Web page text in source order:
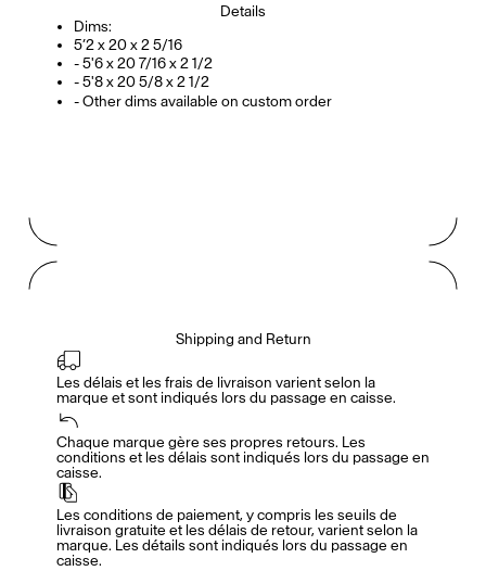
En/Fr
Accès complet pour les membres
Details
Dims:
5’2 x 20 x 2 5/16
- 5'6 x 20 7/16 x 2 1/2
- 5'8 x 20 5/8 x 2 1/2
- Other dims available on custom order
Shipping and Return
Les délais et les frais de livraison varient selon la
marque et sont indiqués lors du passage en caisse.
Chaque marque gère ses propres retours. Les
conditions et les délais sont indiqués lors du passage en
caisse.
Les conditions de paiement, y compris les seuils de
livraison gratuite et les délais de retour, varient selon la
marque. Les détails sont indiqués lors du passage en
caisse.